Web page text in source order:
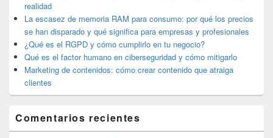
lateral
primaria
realidad
La escasez de memoria RAM para consumo: por qué los precios
se han disparado y qué significa para empresas y profesionales
¿Qué es el RGPD y cómo cumplirlo en tu negocio?
Qué es el factor humano en ciberseguridad y cómo mitigarlo
Marketing de contenidos: cómo crear contenido que atraiga
clientes
Comentarios recientes